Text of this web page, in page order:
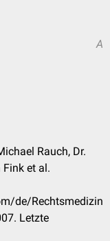
A
Rauch, Dr.
et al.
de/Rechtsmedizin
Letzte